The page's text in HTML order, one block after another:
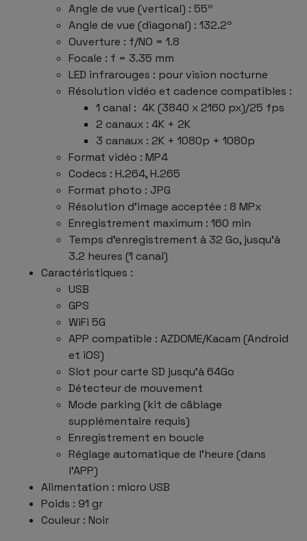
Angle de vue (vertical) : 55º
Angle de vue (diagonal) : 132.2º
Ouverture : f/NO = 1.8
Focale : f = 3.35 mm
LED infrarouges : pour vision nocturne
Résolution vidéo et cadence compatibles :
1 canal : 4K (3840 x 2160 px)/25 fps
2 canaux : 4K + 2K
3 canaux : 2K + 1080p + 1080p
Format vidéo : MP4
Codecs : H.264, H.265
Format photo : JPG
Résolution d'image acceptée : 8 MPx
Enregistrement maximum : 160 min
Temps d'enregistrement à 32 Go, jusqu'à
3.2 heures (1 canal)
Caractéristiques :
USB
GPS
WiFi 5G
APP compatible : AZDOME/Kacam (Android
et iOS)
Slot pour carte SD jusqu'à 64Go
Détecteur de mouvement
Mode parking (kit de câblage
supplémentaire requis)
Enregistrement en boucle
Réglage automatique de l'heure (dans
l'APP)
Alimentation : micro USB
Poids : 91 gr
Couleur : Noir